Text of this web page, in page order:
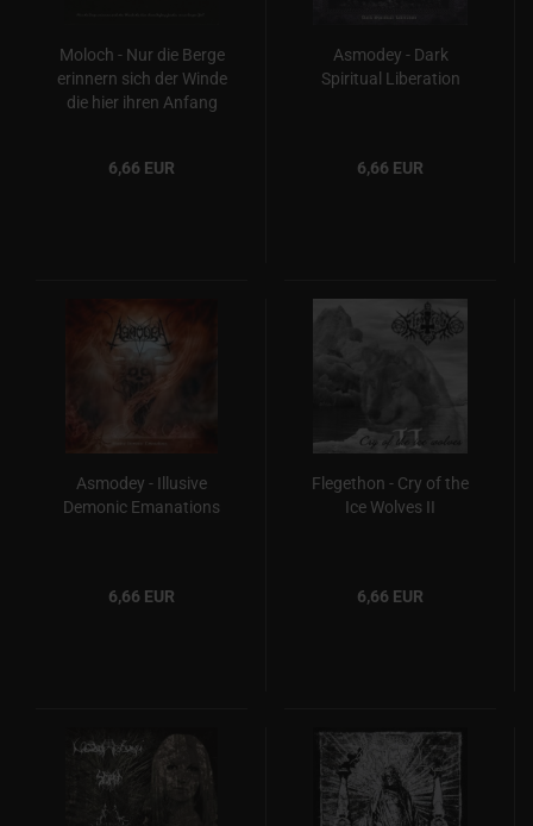
Moloch - Nur die Berge
erinnern sich der Winde
die hier ihren Anfang
6,66 EUR
Asmodey - Dark
Spiritual Liberation
6,66 EUR
Asmodey - Illusive
Demonic Emanations
6,66 EUR
Flegethon - Cry of the
Ice Wolves II
6,66 EUR